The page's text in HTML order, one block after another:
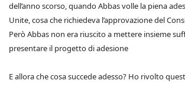
dell’anno scorso, quando Abbas volle la piena
Unite, cosa che richiedeva l’approvazione del
Però Abbas non era riuscito a mettere insieme
presentare il progetto di adesione
E allora che cosa succede adesso? Ho rivolto